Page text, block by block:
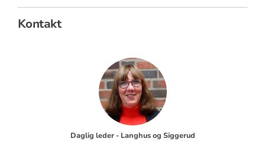
Kontakt
Daglig leder - Langhus og Siggerud